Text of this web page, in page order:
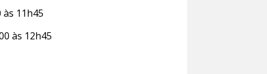
11h45
às 12h45